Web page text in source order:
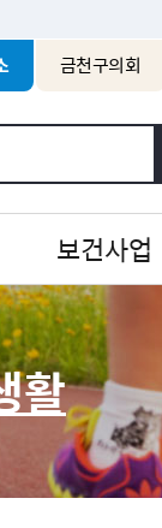
금천구의회
보건사업
활